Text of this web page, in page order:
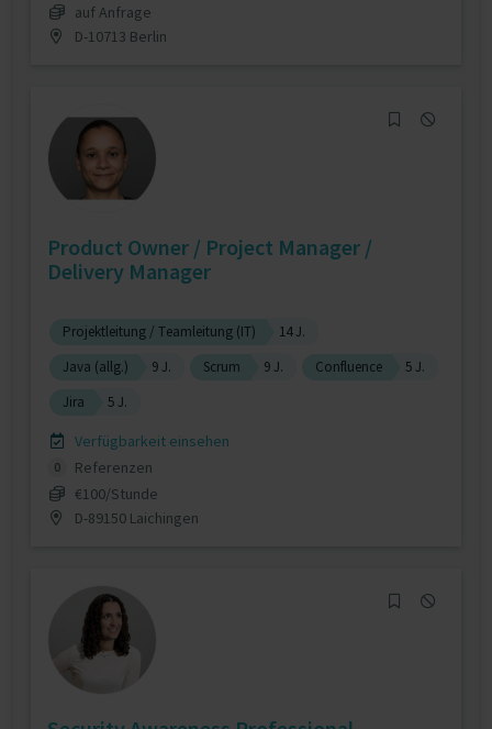
auf Anfrage
D-10713 Berlin
Product Owner / Project Manager /
Delivery Manager
Projektleitung / Teamleitung (IT)
14 J.
Java (allg.)
9 J. Scrum 9 J. Confluence
5 J.
Jira
5 J.
Verfügbarkeit einsehen
0
Referenzen
€100/Stunde
D-89150 Laichingen